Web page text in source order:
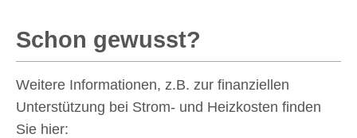
Schon gewusst?
Weitere Informationen, z.B. zur finanziellen
Unterstützung bei Strom- und Heizkosten finden
Sie hier: